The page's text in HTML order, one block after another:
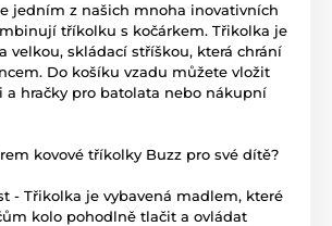
jedním z našich mnoha inovativních
tříkolku s kočárkem. Třikolka je
velkou, skládací stříškou, která chrání
Do košíku vzadu můžete vložit
a hračky pro batolata nebo nákupní
kovové tříkolky Buzz pro své dítě?
- Třikolka je vybavená madlem, které
kolo pohodlně tlačit a ovládat